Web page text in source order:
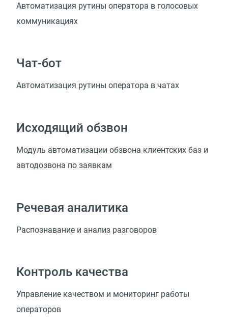
Автоматизация рутины оператора в голосовых
коммуникациях
Чат-бот
Автоматизация рутины оператора в чатах
Исходящий обзвон
Модуль автоматизации обзвона клиентских баз и
автодозвона по заявкам
Речевая аналитика
Распознавание и анализ разговоров
Контроль качества
Управление качеством и мониторинг работы
операторов